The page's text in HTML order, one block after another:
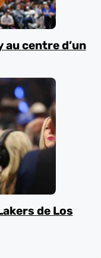
au centre d’un
de Los